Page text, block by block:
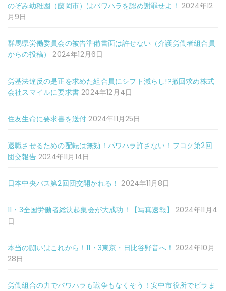
のぞみ幼稚園（藤岡市）はパワハラを認め謝罪せよ！ 2024年12
月9日
群馬県労働委員会の被告準備書面は許せない（介護労働者組合員
からの投稿）
2024年12月6日
労基法違反の是正を求めた組合員にシフト減らし!?撤回求め株式
会社スマイルに要求書 2024年12月4日
住友生命に要求書を送付 2024年11月25日
退職させるための配転は無効！パワハラ許さない！フコク第2回
団交報告 2024年11月14日
日本中央バス第2回団交開かれる！ 2024年11月8日
11・3全国労働者総決起集会が大成功！【写真速報】
2024年11月4
日
本当の闘いはこれから！11・3東京・日比谷野音へ！ 2024年10月
28日
労働組合の力でパワハラも戦争もなくそう！安中市役所でビラま